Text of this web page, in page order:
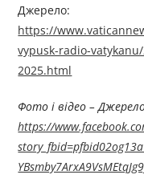
Джерелo:
https://
vypusk-radio-
2025.html
Фото і відео –
https://